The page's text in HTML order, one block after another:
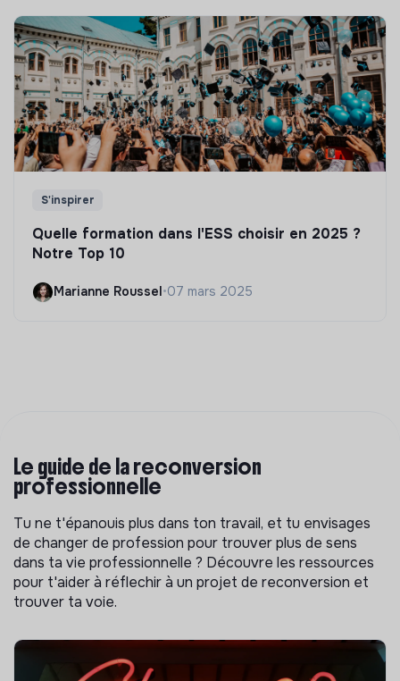
S'inspirer
Quelle formation dans l'ESS choisir en 2025 ?
Notre Top 10
Marianne Roussel •07 mars 2025
Le guide de la reconversion
professionnelle
Tu ne t'épanouis plus dans ton travail, et tu envisages
de changer de profession pour trouver plus de sens
dans ta vie professionnelle ? Découvre les ressources
pour t'aider à réflechir à un projet de reconversion et
trouver ta voie.